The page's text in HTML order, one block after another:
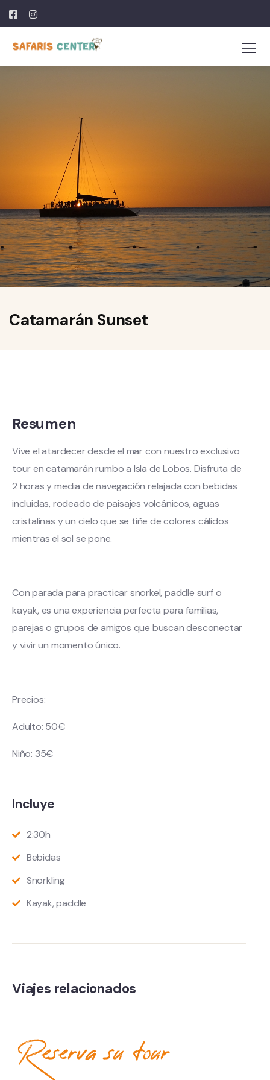
Catamarán Sunset
Resumen
Vive el atardecer desde el mar con nuestro exclusivo
tour en catamarán rumbo a Isla de Lobos. Disfruta de
2 horas y media de navegación relajada con bebidas
incluidas, rodeado de paisajes volcánicos, aguas
cristalinas y un cielo que se tiñe de colores cálidos
mientras el sol se pone.
Con parada para practicar snorkel, paddle surf o
kayak, es una experiencia perfecta para familias,
parejas o grupos de amigos que buscan desconectar
y vivir un momento único.
Precios:
Adulto: 50€
Niño: 35€
Incluye
2:30h
Bebidas
Snorkling
Kayak, paddle
Viajes relacionados
Reserva su tour